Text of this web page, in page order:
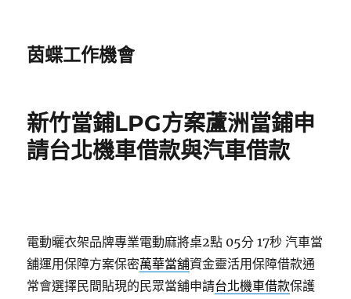
茵蝶工作機會
新竹當鋪LPG方案蘆洲當鋪申
請台北機車借款與汽車借款
電動曬衣架品牌專業電動麻將桌2點 05分 17秒 汽車當
舖運用保障方案保密萬華當舖資金靈活用保障借款通
常會選擇民間貼現的民眾當舖申請台北機車借款保護